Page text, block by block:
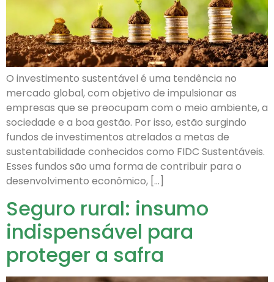
O investimento sustentável é uma tendência no
mercado global, com objetivo de impulsionar as
empresas que se preocupam com o meio ambiente, a
sociedade e a boa gestão. Por isso, estão surgindo
fundos de investimentos atrelados a metas de
sustentabilidade conhecidos como FIDC Sustentáveis.
Esses fundos são uma forma de contribuir para o
desenvolvimento econômico, […]
Seguro rural: insumo
indispensável para
proteger a safra